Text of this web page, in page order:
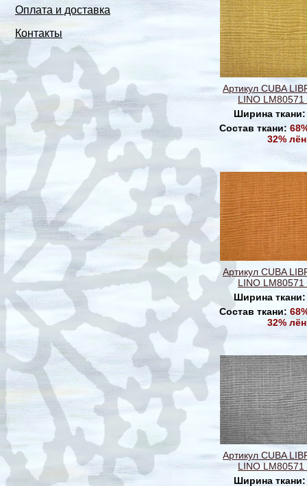
Оплата и доставка
Контакты
Артикул CUBA
LINO LM80571
Ширина
Состав ткани:
32% лён
Артикул CUBA
LINO LM80571
Ширина
Состав ткани:
32% лён
Артикул CUBA
LINO LM80571
Ширина